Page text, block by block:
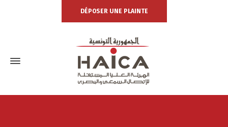
DÉPOSER UNE PLAINTE